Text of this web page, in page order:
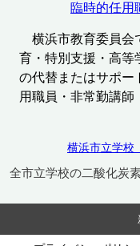
臨時的任用
横浜市教育委員会
育・特別支援・高等
の代替またはサポー
用職員・非常勤講師
横浜市立学校
全市立学校の二酸化炭